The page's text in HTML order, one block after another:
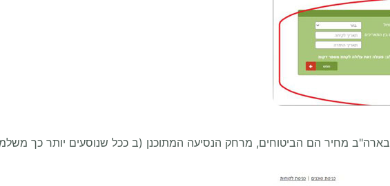
בארה"ב מחיר הם הביטוחים, מרחק הנסיעה המתוכנן (ב ככל שנוסעים יותר כך